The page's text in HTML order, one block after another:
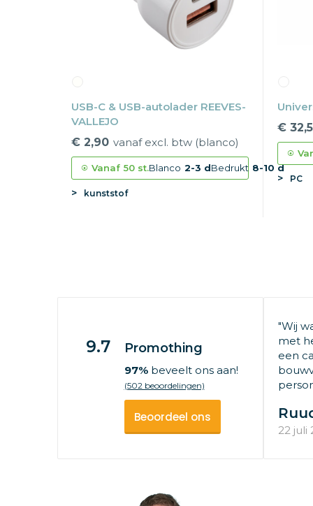
USB-C & USB-autolader REEVES-
VALLEJO
€ 2,90 vanaf excl. btw (blanco)
Vanaf 50 st.Blanco 2-3 dBedrukt 8-10 d
kunststof
€
PC
9.7 Promothing
97%beveelt ons aan!
(502 beoordelingen)
Beoordeel ons
"Wij
met
een
22 juli